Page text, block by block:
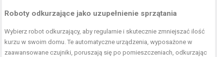
Roboty odkurzające jako uzupełnienie sprzątania
Wybierz robot odkurzający, aby regularnie i skutecznie zmniejszać ilość
kurzu w swoim domu. Te automatyczne urządzenia, wyposażone w
zaawansowane czujniki, poruszają się po pomieszczeniach, odkurzając